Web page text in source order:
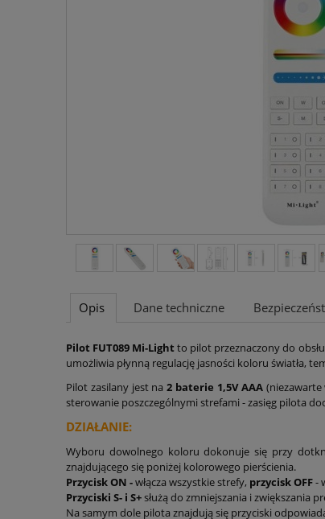
Opis Dane techniczne
Pilot FUT089 Mi-Light to pilot przeznaczony do
umożliwia płynną regulację jasności koloru światła,
Pilot zasilany jest na2 baterie 1,5V AAA(niezawarte
sterowanie poszczególnymi strefami - zasięg pilota
DZIAŁANIE:
Wyboru dowolnego koloru dokonuje się przy
znajdującego się poniżej kolorowego pierścienia.
Przycisk ON -włącza wszystkie strefy, przycisk OFF-
Przyciski S- i S+służą do zmniejszania i zwiększania
Na samym dole pilota znajdują się przyciski